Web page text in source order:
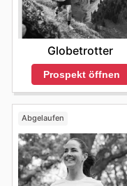
Globetrotter
Prospekt öffnen
Abgelaufen